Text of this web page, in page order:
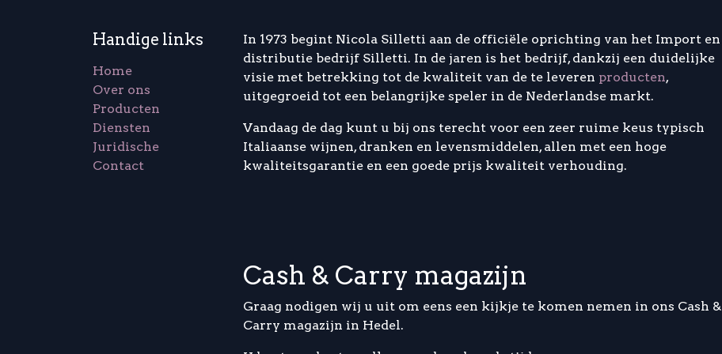
Handige links
Home
Over ons
Producten
Diensten
Juridische
Contact
In 1973 begint Nicola Silletti aan de officiële oprichting van het Import en
distributie bedrijf Silletti. In de jaren is het bedrijf, dankzij een duidelijke
visie met betrekking tot de kwaliteit van de te leveren producten,
uitgegroeid tot een belangrijke speler in de Nederlandse markt.
Vandaag de dag kunt u bij ons terecht voor een zeer ruime keus typisch
Italiaanse wijnen, dranken en levensmiddelen, allen met een hoge
kwaliteitsgarantie en een goede prijs kwaliteit verhouding.
Cash & Carry magazijn
Graag nodigen wij u uit om eens een kijkje te komen nemen in ons Cash &
Carry magazijn in Hedel.